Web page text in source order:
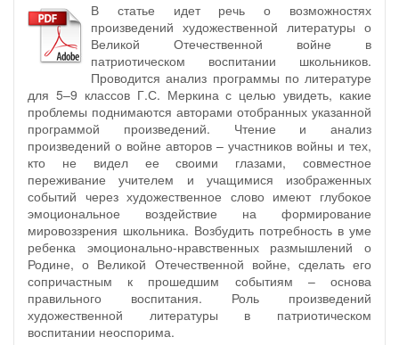
В статье идет речь о возможностях
произведений художественной литературы о
Великой Отечественной войне в
патриотическом воспитании школьников.
Проводится анализ программы по литературе
для 5–9 классов Г.С. Меркина с целью увидеть, какие
проблемы поднимаются авторами отобранных указанной
программой произведений. Чтение и анализ
произведений о войне авторов – участников войны и тех,
кто не видел ее своими глазами, совместное
переживание учителем и учащимися изображенных
событий через художественное слово имеют глубокое
эмоциональное воздействие на формирование
мировоззрения школьника. Возбудить потребность в уме
ребенка эмоционально-нравственных размышлений о
Родине, о Великой Отечественной войне, сделать его
сопричастным к прошедшим событиям – основа
правильного воспитания. Роль произведений
художественной литературы в патриотическом
воспитании неоспорима.